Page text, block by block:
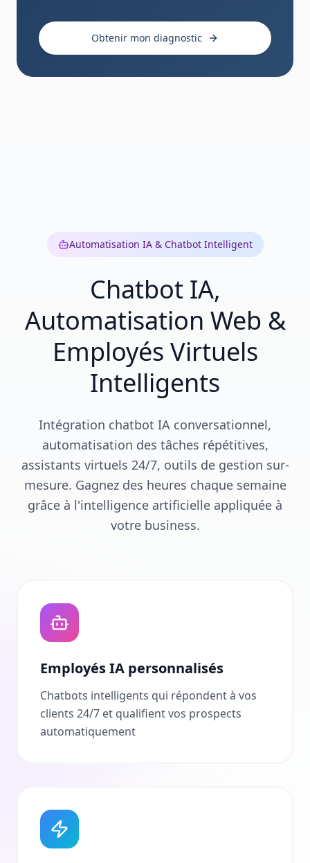
Obtenir mon diagnostic
Automatisation IA & Chatbot Intelligent
Chatbot IA,
Automatisation Web &
Employés Virtuels
Intelligents
Intégration chatbot IA conversationnel,
automatisation des tâches répétitives,
assistants virtuels 24/7, outils de gestion sur-
mesure. Gagnez des heures chaque semaine
grâce à l'intelligence artificielle appliquée à
votre business.
Employés IA personnalisés
Chatbots intelligents qui répondent à vos
clients 24/7 et qualifient vos prospects
automatiquement